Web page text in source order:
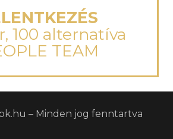
100 alternatíva
TEAM
– Minden jog fenntartva